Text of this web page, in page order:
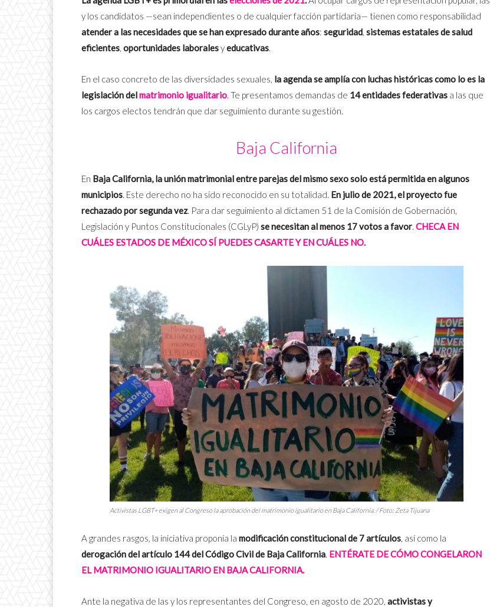
y los candidatos —sean independientes o de cualquier facción partidaria— tienen como responsabilidad
atender a las necesidades que se han expresado durante años: seguridad, sistemas estatales de salud
eficientes, oportunidades laboralesyeducativas.
En el caso concreto de las diversidades sexuales, la agenda se amplía con luchas históricas como lo es la
legislación delmatrimonio igualitario. Te presentamos demandas de 14 entidades federativas a las que
los cargos electos tendrán que dar seguimiento durante su gestión.
Baja California
En Baja California, la unión matrimonial entre parejas del mismo sexo solo está permitida en algunos
municipios. Este derecho no ha sido reconocido en su totalidad. En julio de 2021, el proyecto fue
rechazado por segunda vez. Para dar seguimiento al dictamen 51 de la Comisión de Gobernación,
Legislación y Puntos Constitucionales (CGLyP) se necesitan al menos 17 votos a favor. CHECA EN
CUÁLES ESTADOS DE MÉXICO SÍ PUEDES CASARTE Y EN CUÁLES NO.
Activistas LGBT+ exigen al Congreso la aprobación del matrimonio igualitario en Baja California. / Foto: Zeta Tijuana
A grandes rasgos, la iniciativa proponía la modificación constitucional de 7 artículos, así como la
derogación del artículo 144 del Código Civil de Baja California. ENTÉRATE DE CÓMO CONGELARON
EL MATRIMONIO IGUALITARIO EN BAJA CALIFORNIA.
Ante la negativa de las y los representantes del Congreso, en agosto de 2020, activistas y